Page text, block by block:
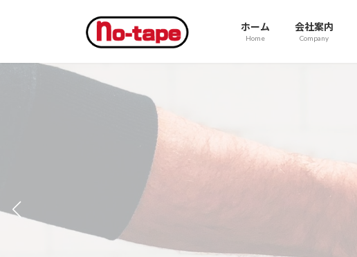
ホーム
Home
会社案内
Company
接着剤の専門メーカー
No-tape is an adhesive company.
粘合剂的专业生产厂家。
Custom-made / After-sales service / Extensive